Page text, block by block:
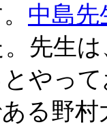
中島先
先生
やっ
る野